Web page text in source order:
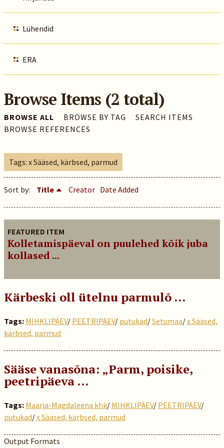
Lühendid
ERA
Browse Items (2 total)
BROWSE ALL BROWSE BY TAG
SEARCH ITEMS
BROWSE REFERENCES
Tags: x Sääsed, kärbsed, parmud
Sort by: Title Creator Date Added
FEATURED ITEM
Kolletamispäeval on puulehed kõik juba
kollased ...
Kärbeski oll ütelnu parmulõ …
Tags: MIHKLIPÄEV/ PEETRIPÄEV/ putukad/Setumaa/x Sääsed,
kärbsed, parmud
Sääse vanasõna: „Parm, poisike,
peetripäeva ...
Tags: Maarja-Magdaleena khk/ MIHKLIPÄEV/ PEETRIPÄEV/
putukad/x Sääsed, kärbsed, parmud
Output Formats